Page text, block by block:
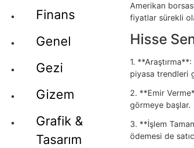
Finans
Genel
Gezi
Gizem
Grafik &
Tasarım
Amerikan
fiyatlar sürekli
Hisse
1.
piyasa trendleri
2. **Emir
görmeye başlar.
3. **İşlem
ödemesi de